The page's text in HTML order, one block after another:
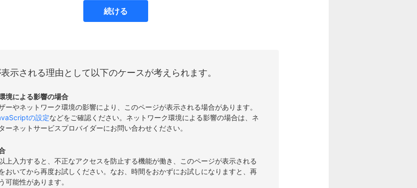
続ける
示される理由として以下のケースが考えられます。
境による影響の場合
ーやネットワーク環境の影響により、このページが表示される場合があります。
の設定などをご確認ください。ネットワーク環境による影響の場合は、ネ
ーネットサービスプロバイダーにお問い合わせください。
上入力すると、不正なアクセスを防止する機能が働き、このページが表示される
おいてから再度お試しください。なお、時間をおかずにお試しになりますと、再
可能性があります。